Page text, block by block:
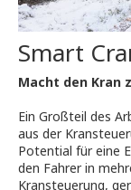
Smart
Macht den Kran
Ein Großteil des
aus der
Potential für eine
den Fahrer in
Kransteuerung,